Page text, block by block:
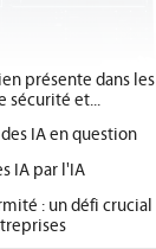
présente dans les
sécurité et...
IA en question
IA par l'IA
: un défi crucial